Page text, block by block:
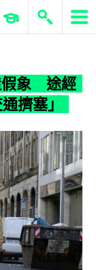
ERP 與商業 AI
假象 途經
擠塞」